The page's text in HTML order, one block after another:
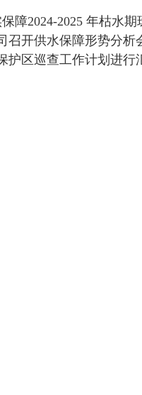
2024-2025 年枯水期
召开供水保障形势分
护区巡查工作计划进